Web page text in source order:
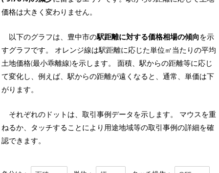
価格は大きく変わりません。
以下のグラフは、豊中市の駅距離に対する価格相場の傾向を示
すグラフです。 オレンジ線は駅距離に応じた単位㎡当たりの平均
土地価格(最小乖離線)を示します。 面積、駅からの距離等に応じ
て変化し、例えば、駅からの距離が遠くなると、通常、単価は下
がります。
それぞれのドットは、取引事例データを示します。 マウスを重
ねるか、タッチすることにより用途地域等の取引事例の詳細を確
認できます。